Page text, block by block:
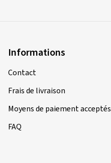
Informations
Contact
Frais de livraison
Moyens de paiement acceptés
FAQ